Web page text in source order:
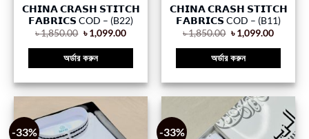
𝗖𝗛𝗜𝗡𝗔 𝗖𝗥𝗔𝗦𝗛 𝗦𝗧𝗜𝗧𝗖𝗛
𝗙𝗔𝗕𝗥𝗜𝗖𝗦 COD – (B22)
৳1,850.00 ৳1,099.00
অর্ডার করুন
𝗖𝗛𝗜𝗡𝗔 𝗖𝗥𝗔𝗦𝗛 𝗦𝗧𝗜𝗧𝗖𝗛
𝗙𝗔𝗕𝗥𝗜𝗖𝗦 COD – (B11)
৳1,850.00 ৳1,099.00
অর্ডার করুন
-33% -33%